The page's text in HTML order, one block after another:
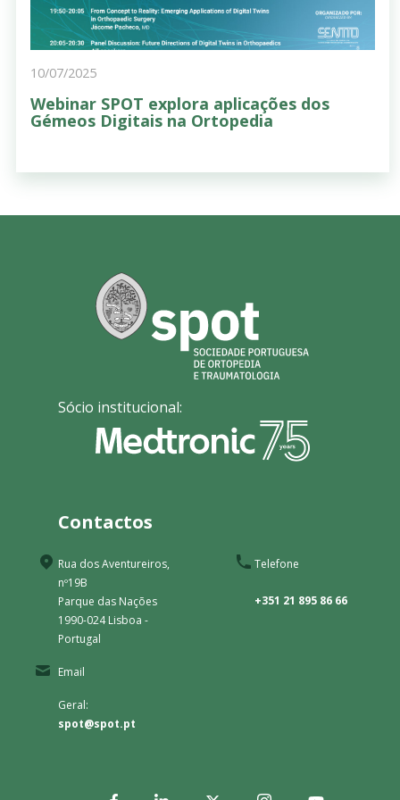
10/07/2025
Webinar SPOT explora aplicações dos
Gémeos Digitais na Ortopedia
Sócio institucional:
Contactos
Rua dos Aventureiros,
nº19B
Parque das Nações
1990-024 Lisboa -
Portugal
Telefone
+351 21 895 86 66
Email
Geral:
spot@spot.pt